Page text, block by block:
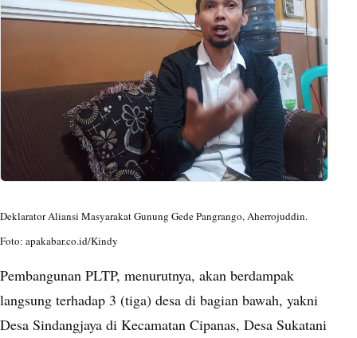
Deklarator Aliansi Masyarakat Gunung Gede Pangrango, Aherrojuddin.
Foto: apakabar.co.id/Kindy
Pembangunan PLTP, menurutnya, akan berdampak
langsung terhadap 3 (tiga) desa di bagian bawah, yakni
Desa Sindangjaya di Kecamatan Cipanas, Desa Sukatani